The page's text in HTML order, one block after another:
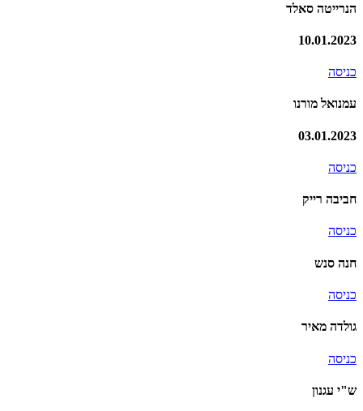
הנרייטה סאלד
10.01.2023
כניסה
עמנואל מורנו
03.01.2023
כניסה
חביבה רייק
כניסה
חנה סנש
כניסה
גולדה מאיר
כניסה
ש"י עגנון